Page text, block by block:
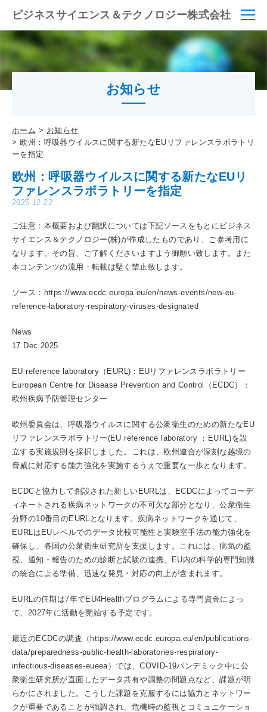
ビジネスサイエンス＆テクノロジー株式会社
お知らせ
ホーム
お知らせ
欧州：呼吸器ウイルスに関する新たなEUリファレンスラボラトリ
ーを指定
欧州：呼吸器ウイルスに関する新たなEUリ
ファレンスラボラトリーを指定
2025.12.22
ご注意：本概要および翻訳については下記ソースをもとにビジネス
サイエンス＆テクノロジー(株)が作成したものであり、ご参考用に
なります。その旨、ご了解くださいますよう御願い致します。また
本コンテンツの流用・転載は堅く禁止致します。
ソース：https://www.ecdc.europa.eu/en/news-events/new-eu-
reference-laboratory-respiratory-viruses-designated
News
17 Dec 2025
EU reference laboratory（EURL)：EUリファレンスラボラトリー
European Centre for Disease Prevention and Control（ECDC）：
欧州疾病予防管理センター
欧州委員会は、呼吸器ウイルスに関する公衆衛生のための新たなEU
リファレンスラボラトリー(EU reference laboratory ：EURL)を設
立する実施規則を採択しました。これは、欧州連合が深刻な越境の
脅威に対応する能力強化を実施するうえで重要な一歩となります。
ECDCと協力して創設された新しいEURLは、ECDCによってコーデ
ィネートされる疾病ネットワークの不可欠な部分となり、公衆衛生
分野の10番目のEURLとなります。疾病ネットワークを通じて、
EURLはEUレベルでのデータ比較可能性と実験室手法の能力強化を
確保し、各国の公衆衛生研究所を支援します。これには、病気の監
視、通知・報告のための診断と試験の連携、EU内の科学的専門知識
の統合による準備、迅速な発見・対応の向上が含まれます。
EURLの任期は7年でEU4Healthプログラムによる専門資金によっ
て、2027年に活動を開始する予定です。
最近のECDCの調査（https://www.ecdc.europa.eu/en/publications-
data/preparedness-public-health-laboratories-respiratory-
infectious-diseases-eueea）では、COVID-19パンデミック中に公
衆衛生研究所が直面したデータ共有や調整の問題点など、課題が明
らかにされました。こうした課題を克服するには協力とネットワー
クが重要であることが強調され、危機時の監視とコミュニケーショ